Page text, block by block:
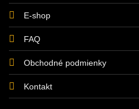
E-shop
FAQ
Obchodné podmienky
Kontakt